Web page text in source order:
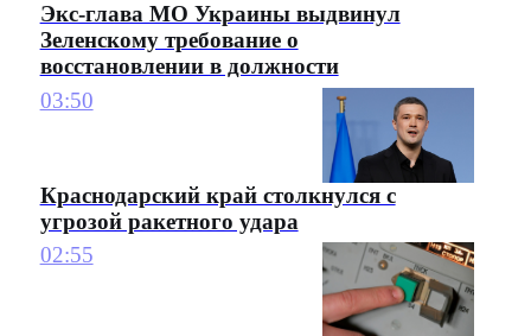
Экс-глава МО Украины выдвинул
Зеленскому требование о
восстановлении в должности
03:50
Краснодарский край столкнулся с
угрозой ракетного удара
02:55